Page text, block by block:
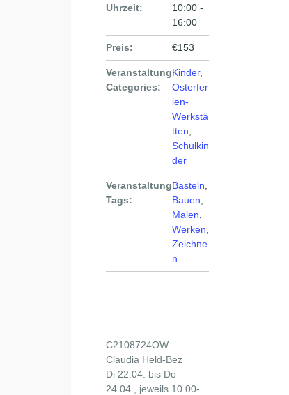
Uhrzeit:
10:00 -
16:00
Preis: €153
Veranstaltung
Categories:
Kinder,
Osterfer
ien-
Werkstä
tten
Schulkin
der
Veranstaltung
Tags:
Basteln
Bauen
Malen
Werken
Zeichne
n
C2108724OW
Claudia Held-Bez
Di 22.04. bis Do
24.04., jeweils 10.00-